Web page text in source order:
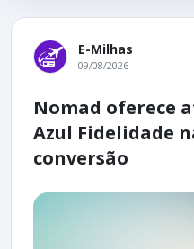
E-Milhas
09/08/2026
Nomad oferece
Azul Fidelidade
conversão